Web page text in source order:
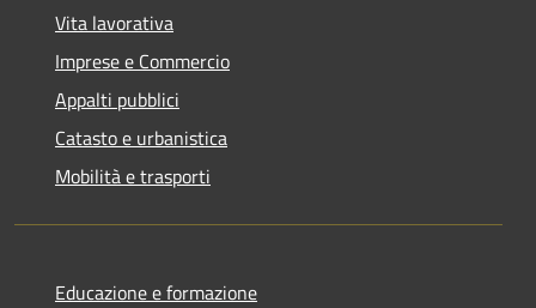
Vita lavorativa
Imprese e Commercio
Appalti pubblici
Catasto e urbanistica
Mobilità e trasporti
Educazione e formazione